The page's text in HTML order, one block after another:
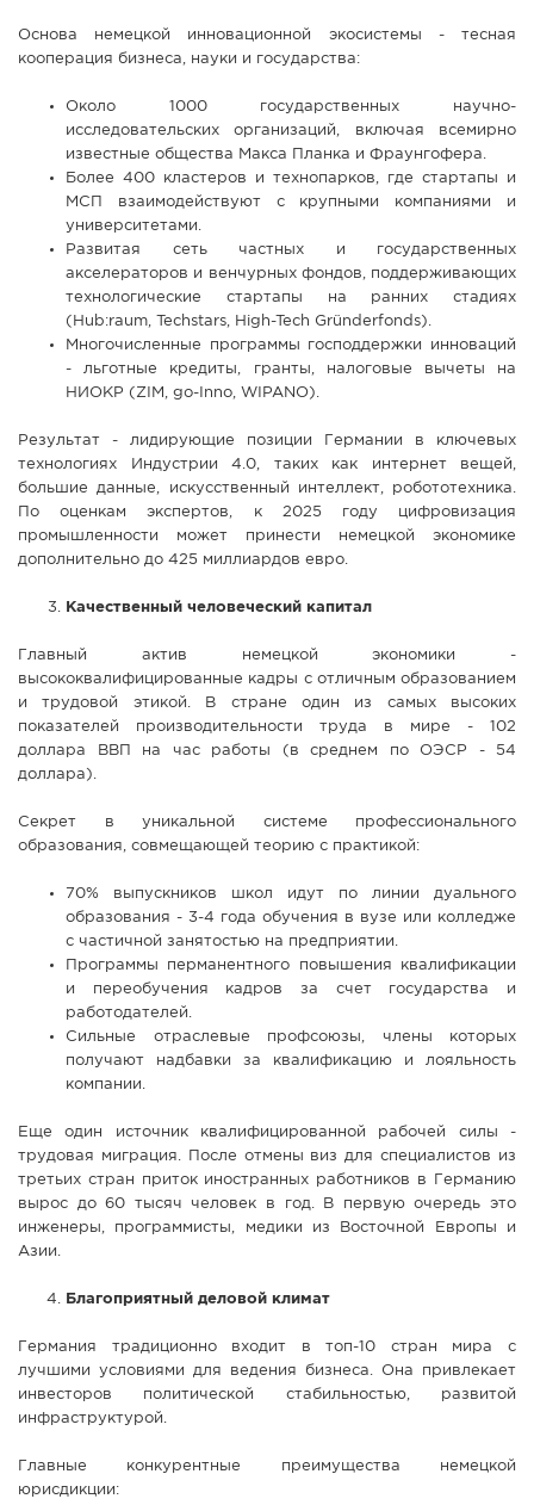
Основа немецкой инновационной экосистемы - тесная
кооперация бизнеса, науки и государства:
Около 1000 государственных научно-
исследовательских организаций, включая всемирно
известные общества Макса Планка и Фраунгофера.
Более 400 кластеров и технопарков, где стартапы и
МСП взаимодействуют с крупными компаниями и
университетами.
Развитая сеть частных и государственных
акселераторов и венчурных фондов, поддерживающих
технологические стартапы на ранних стадиях
(Hub:raum, Techstars, High-Tech Gründerfonds).
Многочисленные программы господдержки инноваций
- льготные кредиты, гранты, налоговые вычеты на
НИОКР (ZIM, go-Inno, WIPANO).
Результат - лидирующие позиции Германии в ключевых
технологиях Индустрии 4.0, таких как интернет вещей,
большие данные, искусственный интеллект, робототехника.
По оценкам экспертов, к 2025 году цифровизация
промышленности может принести немецкой экономике
дополнительно до 425 миллиардов евро.
Качественный человеческий капитал
Главный актив немецкой экономики -
высококвалифицированные кадры с отличным образованием
и трудовой этикой. В стране один из самых высоких
показателей производительности труда в мире - 102
доллара ВВП на час работы (в среднем по ОЭСР - 54
доллара).
Секрет в уникальной системе профессионального
образования, совмещающей теорию с практикой:
70% выпускников школ идут по линии дуального
образования - 3-4 года обучения в вузе или колледже
с частичной занятостью на предприятии.
Программы перманентного повышения квалификации
и переобучения кадров за счет государства и
работодателей.
Сильные отраслевые профсоюзы, члены которых
получают надбавки за квалификацию и лояльность
компании.
Еще один источник квалифицированной рабочей силы -
трудовая миграция. После отмены виз для специалистов из
третьих стран приток иностранных работников в Германию
вырос до 60 тысяч человек в год. В первую очередь это
инженеры, программисты, медики из Восточной Европы и
Азии.
Благоприятный деловой климат
Германия традиционно входит в топ-10 стран мира с
лучшими условиями для ведения бизнеса. Она привлекает
инвесторов политической стабильностью, развитой
инфраструктурой.
Главные конкурентные преимущества немецкой
юрисдикции: